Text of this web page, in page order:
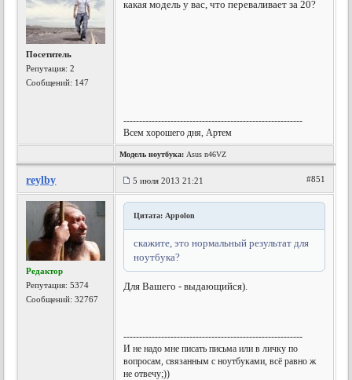
Посетитель
Репутация:2
Сообщений: 147
какая модель у вас, что переваливает за 20?
---------------------------------------------------------
Всем хорошего дня, Артем
Модель ноутбука: Asus n46VZ
reylby 5 июля 2013 21:21 #851
Редактор
Репутация:5374
Сообщений: 32767
Цитата: Appolon
скажите, это нормальный результат для
ноутбука?
Для Вашего - выдающийся).
---------------------------------------------------------
И не надо мне писать письма или в личку по
вопросам, связанным с ноутбуками, всё равно ж
не отвечу;))